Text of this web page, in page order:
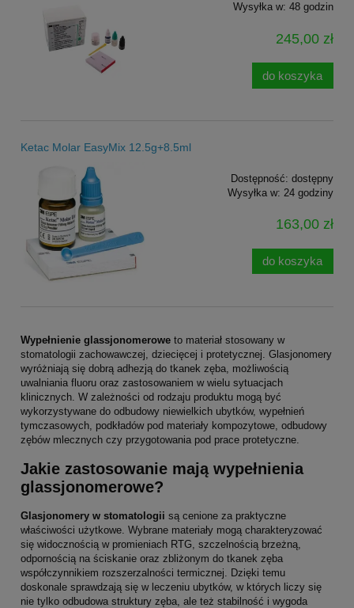
Wysyłka w: 48 godzin
245,00 zł
do koszyka
Ketac Molar EasyMix 12.5g+8.5ml
Dostępność: dostępny
Wysyłka w: 24 godziny
163,00 zł
do koszyka
Wypełnienie glassjonomerowe to materiał stosowany w
stomatologii zachowawczej, dziecięcej i protetycznej. Glasjonomery
wyróżniają się dobrą adhezją do tkanek zęba, możliwością
uwalniania fluoru oraz zastosowaniem w wielu sytuacjach
klinicznych. W zależności od rodzaju produktu mogą być
wykorzystywane do odbudowy niewielkich ubytków, wypełnień
tymczasowych, podkładów pod materiały kompozytowe, odbudowy
zębów mlecznych czy przygotowania pod prace protetyczne.
Jakie zastosowanie mają wypełnienia
glassjonomerowe?
Glasjonomery w stomatologii są cenione za praktyczne
właściwości użytkowe. Wybrane materiały mogą charakteryzować
się widocznością w promieniach RTG, szczelnością brzeżną,
odpornością na ściskanie oraz zbliżonym do tkanek zęba
współczynnikiem rozszerzalności termicznej. Dzięki temu
doskonale sprawdzają się w leczeniu ubytków, w których liczy się
nie tylko odbudowa struktury zęba, ale też stabilność i wygoda